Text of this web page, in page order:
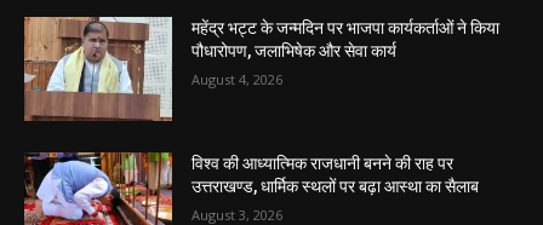
महेंद्र भट्ट के जन्मदिन पर भाजपा कार्यकर्ताओं ने किया
पौधारोपण, जलाभिषेक और सेवा कार्य
August 4, 2026
विश्व की आध्यात्मिक राजधानी बनने की राह पर
उत्तराखण्ड, धार्मिक स्थलों पर बढ़ा आस्था का सैलाब
August 3, 2026